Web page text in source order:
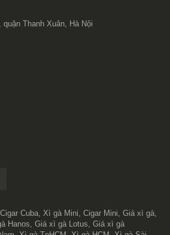
Thanh Xuân, Hà Nội
Cuba, Xì gà Mini, Cigar Mini, Giá xì gà,
Hanos, Giá xì gà Lotus, Giá xì gà